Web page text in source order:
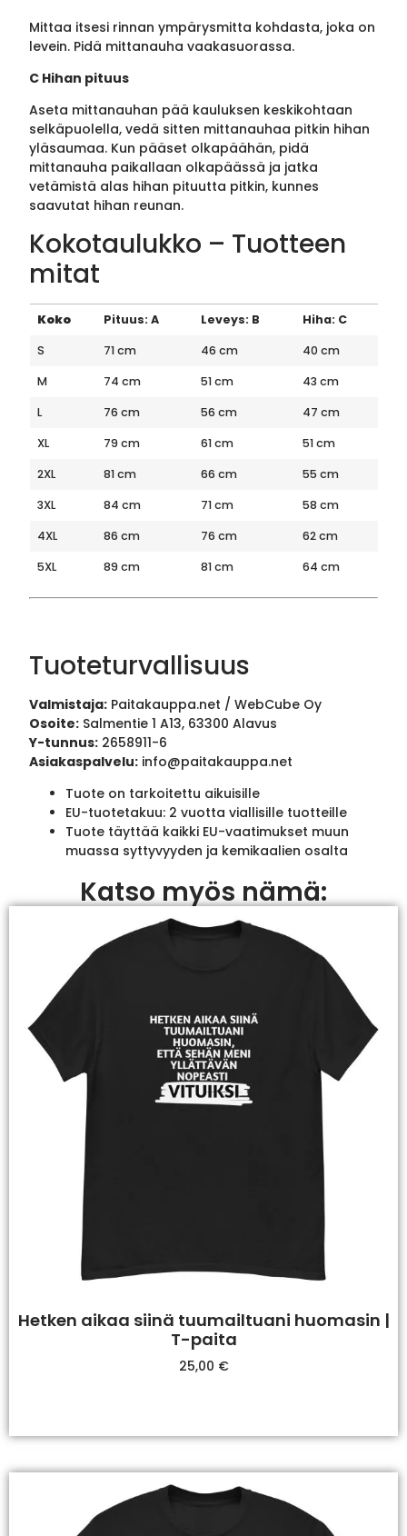
Mittaa itsesi rinnan ympärysmitta kohdasta, joka on
levein. Pidä mittanauha vaakasuorassa.
C Hihan pituus
Aseta mittanauhan pää kauluksen keskikohtaan
selkäpuolella, vedä sitten mittanauhaa pitkin hihan
yläsaumaa. Kun pääset olkapäähän, pidä
mittanauha paikallaan olkapäässä ja jatka
vetämistä alas hihan pituutta pitkin, kunnes
saavutat hihan reunan.
Kokotaulukko – Tuotteen
mitat
Koko Pituus: A Leveys: B
Hiha: C
S
71 cm 46 cm
40 cm
M
74 cm 51 cm
43 cm
L
76 cm 56 cm
47 cm
XL
79 cm 61 cm
51 cm
2XL
81 cm 66 cm
55 cm
3XL
84 cm 71 cm
58 cm
4XL
86 cm 76 cm
62 cm
5XL
89 cm 81 cm 64 cm
Tuoteturvallisuus
Valmistaja: Paitakauppa.net / WebCube Oy
Osoite: Salmentie 1 A13, 63300 Alavus
Y-tunnus: 2658911-6
Asiakaspalvelu: info@paitakauppa.net
Tuote on tarkoitettu aikuisille
EU-tuotetakuu: 2 vuotta viallisille tuotteille
Tuote täyttää kaikki EU-vaatimukset muun
muassa syttyvyyden ja kemikaalien osalta
Katso myös nämä:
Hetken aikaa siinä tuumailtuani huomasin |
T-paita
25,00 €